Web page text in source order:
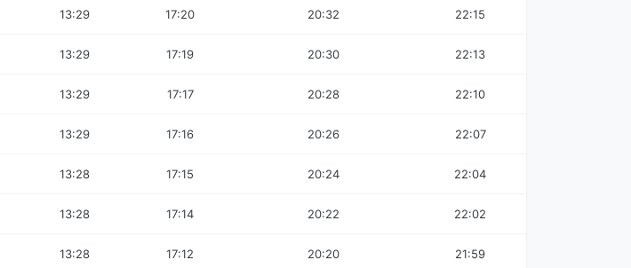
13:29 17:20 20:32 22:15
13:29 17:19 20:30 22:13
13:29 17:17 20:28 22:10
13:29 17:16 20:26 22:07
13:28 17:15 20:24 22:04
13:28 17:14 20:22 22:02
13:28 17:12 20:20 21:59